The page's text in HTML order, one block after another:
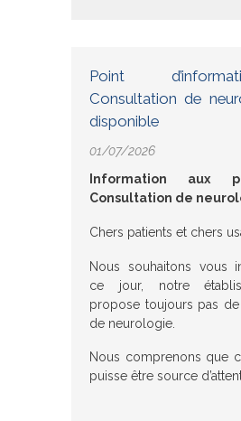
Point
Consultation de
disponible
01/07/2026
Information aux
Consultation de
Chers patients et chers
Nous souhaitons vous
ce jour, notre
propose toujours pas
de neurologie.
Nous comprenons que
puisse être source